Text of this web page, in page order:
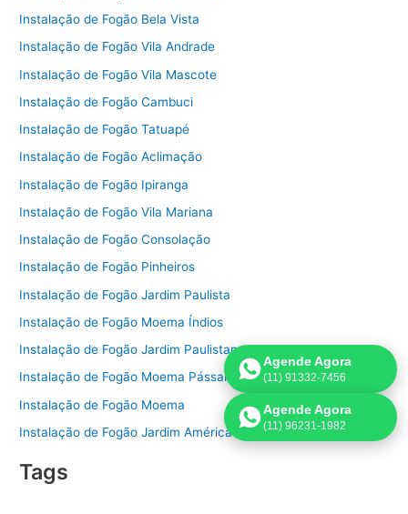
Instalação de Fogão Bela Vista
Instalação de Fogão Vila Andrade
Instalação de Fogão Vila Mascote
Instalação de Fogão Cambuci
Instalação de Fogão Tatuapé
Instalação de Fogão Aclimação
Instalação de Fogão Ipiranga
Instalação de Fogão Vila Mariana
Instalação de Fogão Consolação
Instalação de Fogão Pinheiros
Instalação de Fogão Jardim Paulista
Instalação de Fogão Moema Índios
Instalação de Fogão Jardim Paulistano
Instalação de Fogão Moema Pássaros
Instalação de Fogão Moema
Instalação de Fogão Jardim América
Tags
Agende Agora
(11) 91332-7456
Agende Agora
(11) 96231-1982